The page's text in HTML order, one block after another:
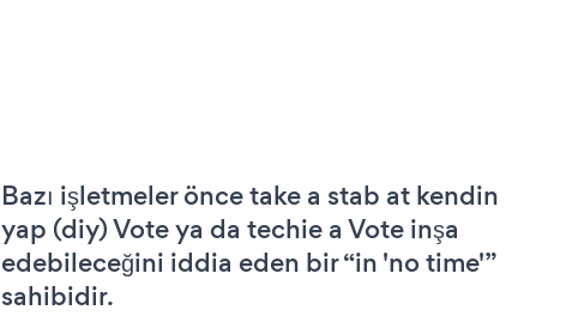
Bazı işletmeler önce take a stab at kendin
yap (diy) Vote ya da techie a Vote inşa
edebileceğini iddia eden bir “in 'no time'”
sahibidir.